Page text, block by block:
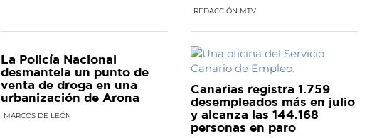
REDACCIÓN MTV
La Policía Nacional
desmantela un punto de
venta de droga en una
urbanización de Arona
MARCOS DE LEÓN
Canarias registra 1.759
desempleados más en julio
y alcanza las 144.168
personas en paro